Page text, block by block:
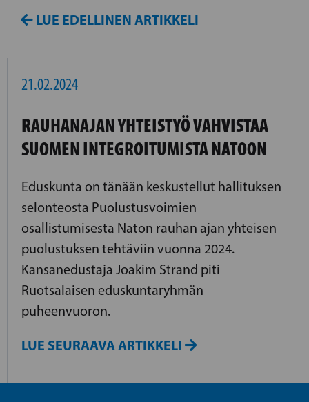
LUE EDELLINEN ARTIKKELI
21.02.2024
RAUHANAJAN YHTEISTYÖ VAHVISTAA
SUOMEN INTEGROITUMISTA NATOON
Eduskunta on tänään keskustellut hallituksen
selonteosta Puolustusvoimien
osallistumisesta Naton rauhan ajan yhteisen
puolustuksen tehtäviin vuonna 2024.
Kansanedustaja Joakim Strand piti
Ruotsalaisen eduskuntaryhmän
puheenvuoron.
LUE SEURAAVA ARTIKKELI